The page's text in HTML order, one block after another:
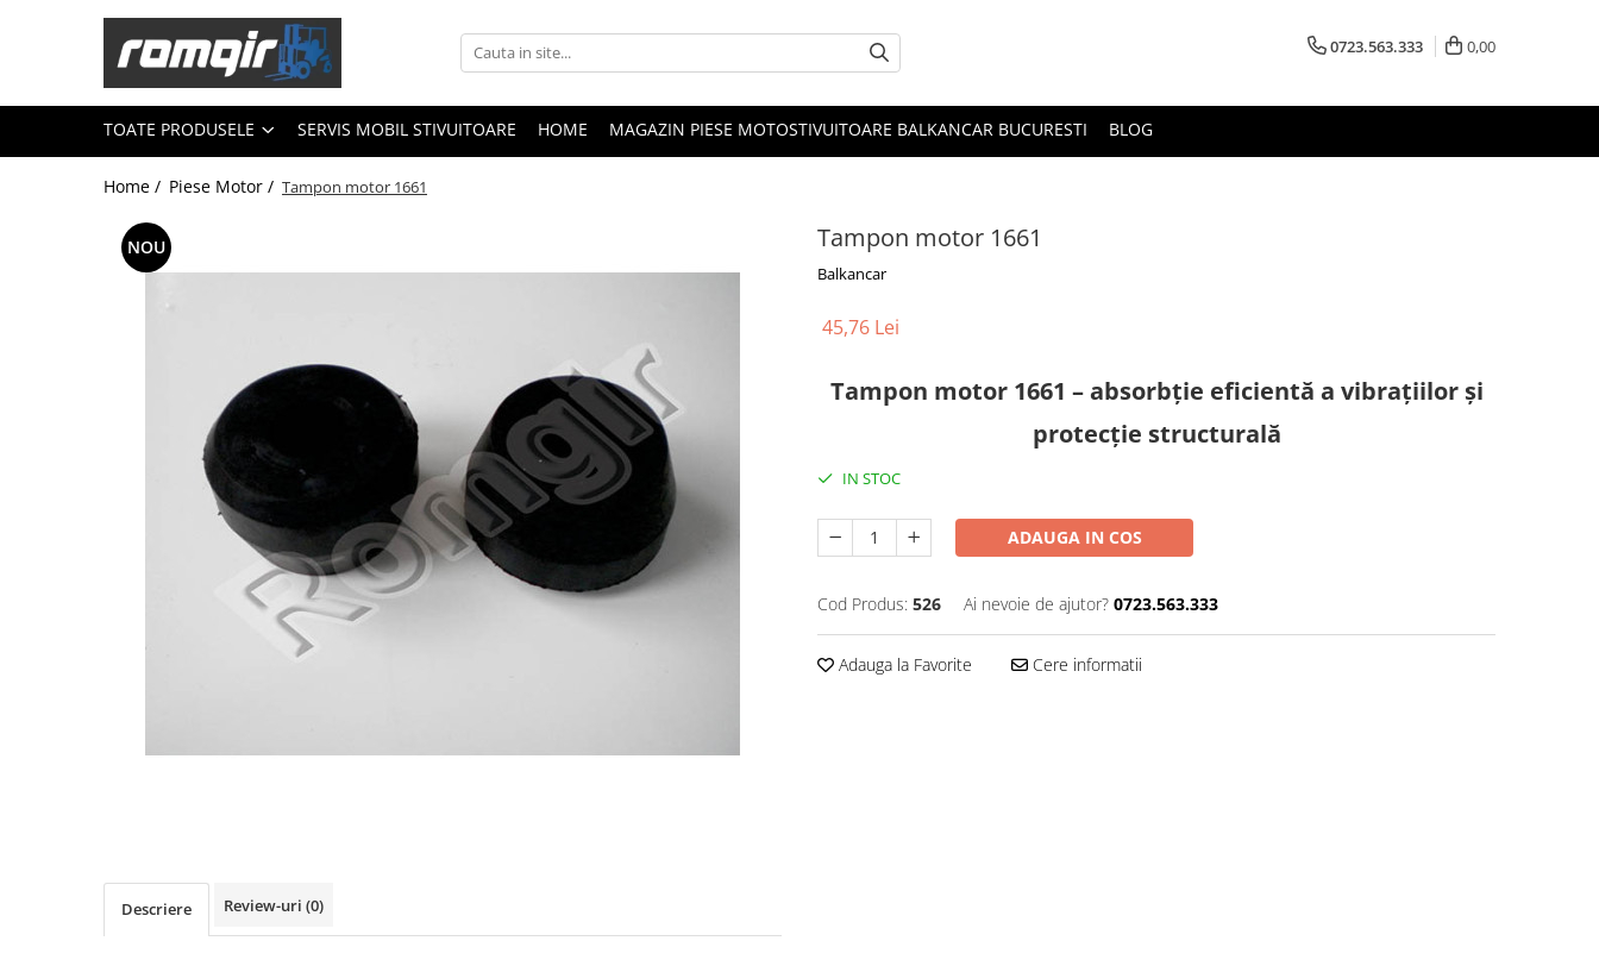
Piese Motor
Piese Motor D 2500
Piese Motor D 3900
Piese de Schimb Balkancar
Catarg Motostivuitor Balkancar
Piese Punte Față Motostivuitor
Sistem Alimentare Balkancar
Alte Piese Transmisie
Pompe Transmisie
Sisteme Balkancar
0723.563.333 0,00
TOATE PRODUSELE SERVIS MOBIL STIVUITOARE HOME MAGAZIN PIESE MOTOSTIVUITOARE BALKANCAR BUCURESTI BLOG
Home / Piese Motor / Tampon motor 1661
Tampon motor 1661
Balkancar
NOU
45,76 Lei
Tampon motor 1661 – absorbție eficientă a vibrațiilor și
protecție structurală
IN STOC
ADAUGA IN COS
Cod Produs: 526 Ai nevoie de ajutor? 0723.563.333
Adauga la Favorite Cere informatii
Descriere Review-uri (0)